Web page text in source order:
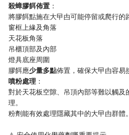
​殺蟑膠餌佈置​ ​：
將膠餌點施在大曱甴可能停留或爬行的
窗框上緣及角落
天花板角落
吊櫃頂部及內部
燈具底座周圍
膠餌應​​少量多點​佈置，確保大曱甴容易
​噴粉處理​ ​：
對於天花板空隙、吊頂內部等難以觸及
理。
粉劑能有效處理隱藏其中的大曱甴群體。